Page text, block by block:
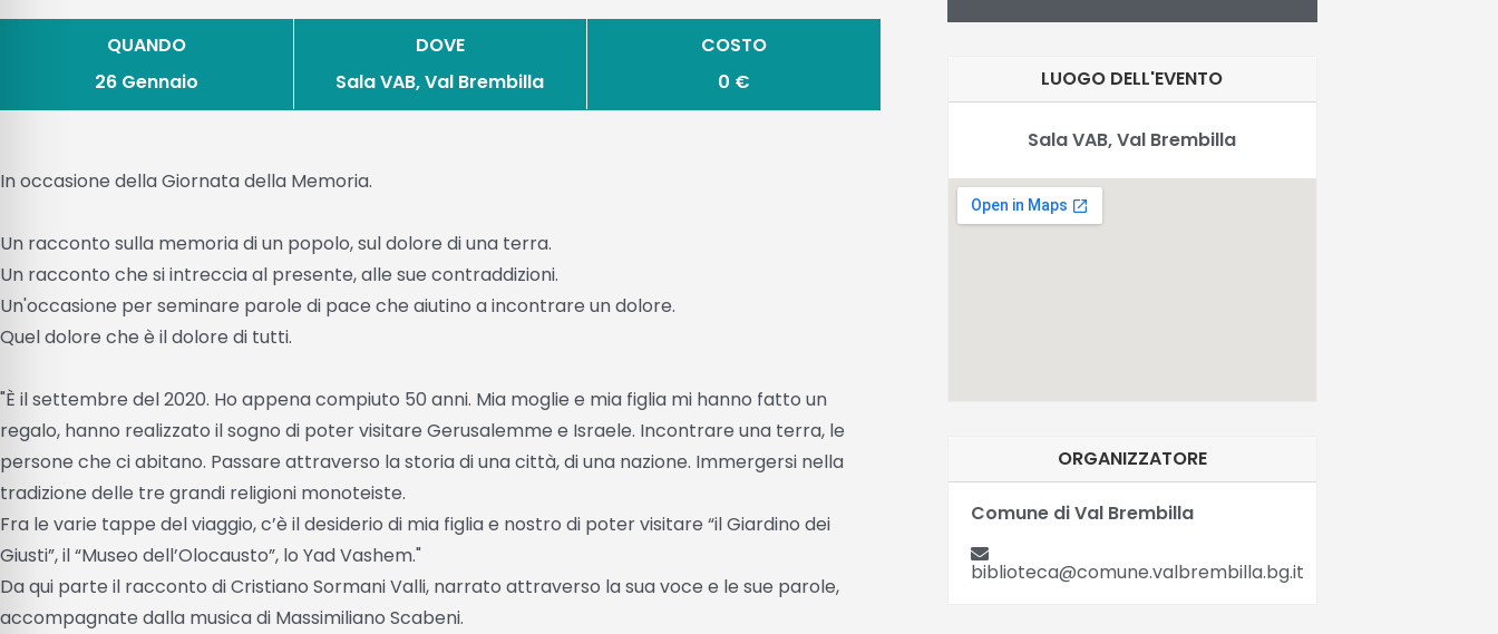
QUANDO
26 Gennaio
DOVE
Sala VAB, Val Brembilla
COSTO
0 €
In occasione della Giornata della Memoria.
Un racconto sulla memoria di un popolo, sul dolore di una terra.
Un racconto che si intreccia al presente, alle sue contraddizioni.
Un'occasione per seminare parole di pace che aiutino a incontrare un dolore.
Quel dolore che è il dolore di tutti.
"È il settembre del 2020. Ho appena compiuto 50 anni. Mia moglie e mia figlia mi hanno fatto un
regalo, hanno realizzato il sogno di poter visitare Gerusalemme e Israele. Incontrare una terra, le
persone che ci abitano. Passare attraverso la storia di una città, di una nazione. Immergersi nella
tradizione delle tre grandi religioni monoteiste.
Fra le varie tappe del viaggio, c’è il desiderio di mia figlia e nostro di poter visitare “il Giardino dei
Giusti”, il “Museo dell’Olocausto”, lo Yad Vashem."
Da qui parte il racconto di Cristiano Sormani Valli, narrato attraverso la sua voce e le sue parole,
accompagnate dalla musica di Massimiliano Scabeni.
LUOGO DELL'EVENTO
Sala VAB, Val Brembilla
ORGANIZZATORE
Comune di Val Brembilla
biblioteca@comune.valbrembilla.bg.it